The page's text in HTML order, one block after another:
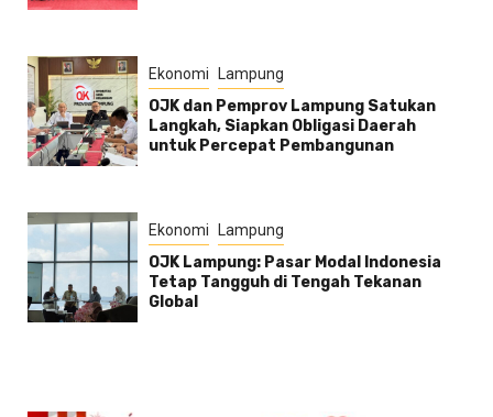
Ekonomi Lampung
OJK dan Pemprov Lampung Satukan
Langkah, Siapkan Obligasi Daerah
untuk Percepat Pembangunan
Ekonomi Lampung
OJK Lampung: Pasar Modal Indonesia
Tetap Tangguh di Tengah Tekanan
Global